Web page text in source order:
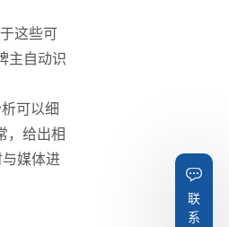
这些可
主自动识
可以细
，给出相
媒体进
联
系